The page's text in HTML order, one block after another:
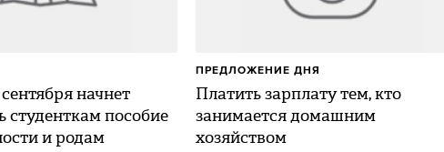
начнет
студенткам пособие
и родам
Платить зарплату тем, кто
занимается домашним
хозяйством
ПРЕДЛОЖЕНИЕ ДНЯ